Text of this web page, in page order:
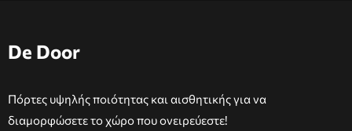
De Door
Πόρτες υψηλής ποιότητας και αισθητικής για να
διαμορφώσετε το χώρο που ονειρεύεστε!